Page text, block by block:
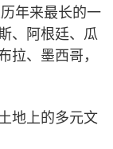
年来最长的一
、阿根廷、瓜
、墨西哥，
地上的多元文